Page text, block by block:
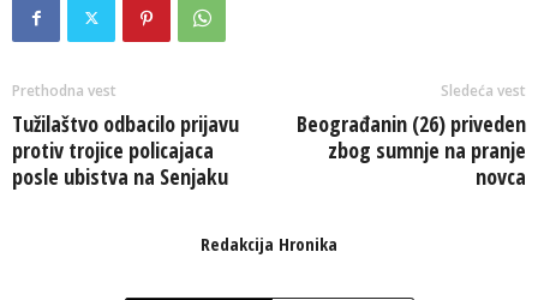
Prethodna vest
Tužilaštvo odbacilo prijavu
protiv trojice policajaca
posle ubistva na Senjaku
Sledeća vest
Beograđanin (26) priveden
zbog sumnje na pranje
novca
Redakcija Hronika